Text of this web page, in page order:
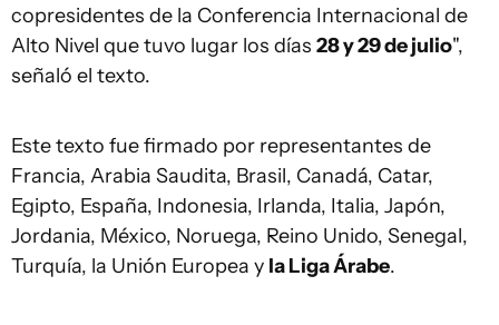
copresidentes de la Conferencia Internacional de
Alto Nivel que tuvo lugar los días 28 y 29 de julio",
señaló el texto.
Este texto fue firmado por representantes de
Francia, Arabia Saudita, Brasil, Canadá, Catar,
Egipto, España, Indonesia, Irlanda, Italia, Japón,
Jordania, México, Noruega, Reino Unido, Senegal,
Turquía, la Unión Europea y la Liga Árabe.